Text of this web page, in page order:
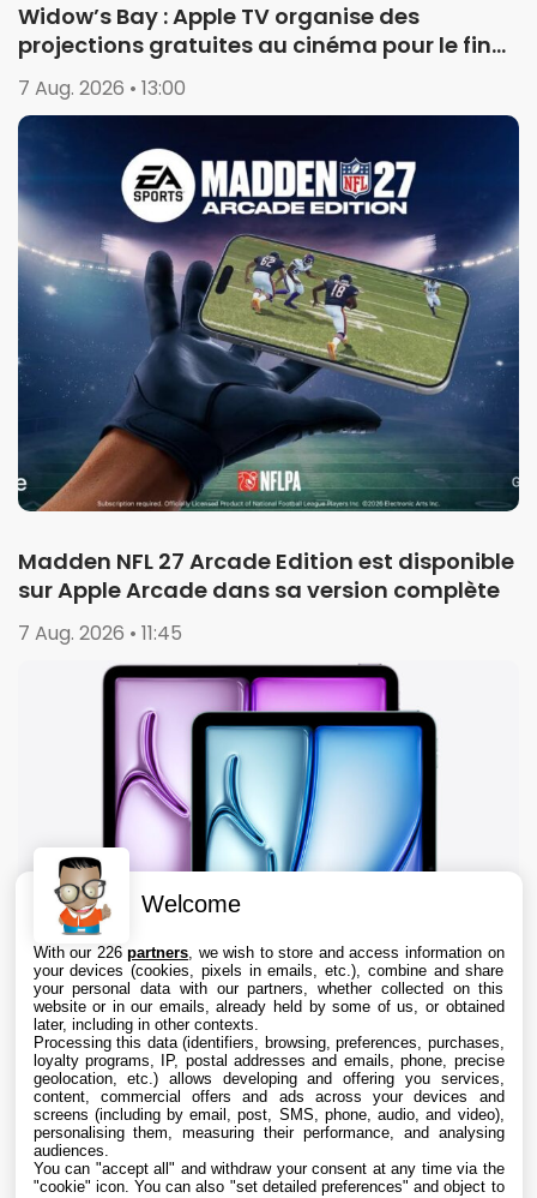
Widow’s Bay : Apple TV organise des
projections gratuites au cinéma pour le final
de la saison 1
7 Aug. 2026 • 13:00
Madden NFL 27 Arcade Edition est disponible
sur Apple Arcade dans sa version complète
7 Aug. 2026 • 11:45
iPad : les ventes reculent de 8%, mais Apple
domine toujours outrageusement le marché
7 Aug. 2026 • 10:25
Welcome
With our 226partners , we wish to store and access information on
your devices (cookies, pixels in emails, etc.), combine and share
your personal data with our partners, whether collected on this
website or in our emails, already held by some of us, or obtained
later, including in other contexts.
Processing this data (identifiers, browsing, preferences, purchases,
loyalty programs, IP, postal addresses and emails, phone, precise
geolocation, etc.) allows developing and offering you services,
content, commercial offers and ads across your devices and
screens (including by email, post, SMS, phone, audio, and video),
personalising them, measuring their performance, and analysing
audiences.
You can "accept all" and withdraw your consent at any time via the
"cookie" icon. You can also "set detailed preferences" and object to